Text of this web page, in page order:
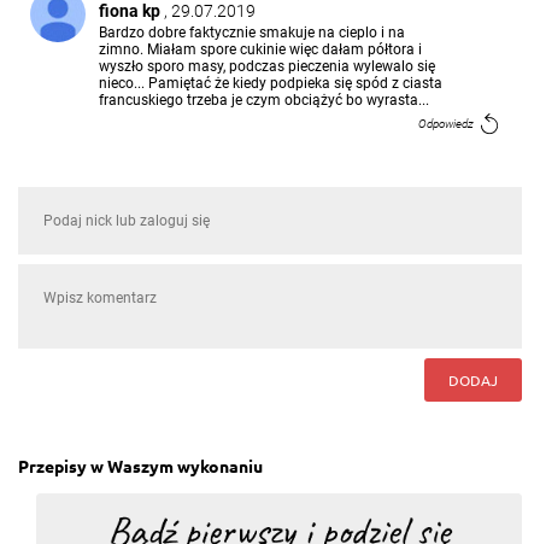
fiona kp , 29.07.2019
Bardzo dobre faktycznie smakuje na cieplo i na
zimno. Miałam spore cukinie więc dałam półtora i
wyszło sporo masy, podczas pieczenia wylewalo się
nieco... Pamiętać że kiedy podpieka się spód z ciasta
francuskiego trzeba je czym obciążyć bo wyrasta...
Odpowiedz
DODAJ
Przepisy w Waszym wykonaniu